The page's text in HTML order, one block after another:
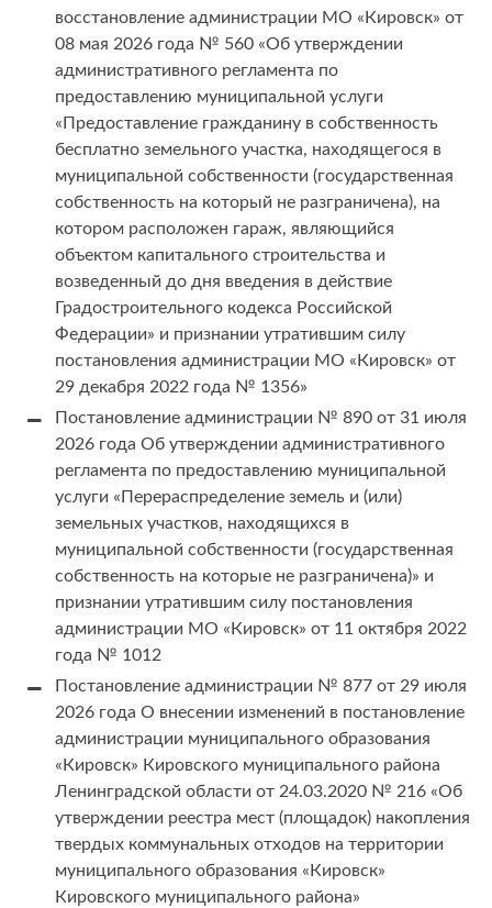
восстановление администрации МО «Кировск» от
08 мая 2026 года № 560 «Об утверждении
административного регламента по
предоставлению муниципальной услуги
«Предоставление гражданину в собственность
бесплатно земельного участка, находящегося в
муниципальной собственности (государственная
собственность на который не разграничена), на
котором расположен гараж, являющийся
объектом капитального строительства и
возведенный до дня введения в действие
Градостроительного кодекса Российской
Федерации» и признании утратившим силу
постановления администрации МО «Кировск» от
29 декабря 2022 года № 1356»
Постановление администрации № 890 от 31 июля
2026 года Об утверждении административного
регламента по предоставлению муниципальной
услуги «Перераспределение земель и (или)
земельных участков, находящихся в
муниципальной собственности (государственная
собственность на которые не разграничена)» и
признании утратившим силу постановления
администрации МО «Кировск» от 11 октября 2022
года № 1012
Постановление администрации № 877 от 29 июля
2026 года О внесении изменений в постановление
администрации муниципального образования
«Кировск» Кировского муниципального района
Ленинградской области от 24.03.2020 № 216 «Об
утверждении реестра мест (площадок) накопления
твердых коммунальных отходов на территории
муниципального образования «Кировск»
Кировского муниципального района»